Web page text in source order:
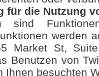
für die Nutzung
sind
werden
Market St,
Benutzen von
Ihnen besuchten